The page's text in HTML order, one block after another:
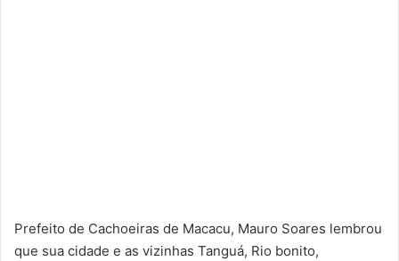
Prefeito de Cachoeiras de Macacu, Mauro Soares lembrou
que sua cidade e as vizinhas Tanguá, Rio bonito,